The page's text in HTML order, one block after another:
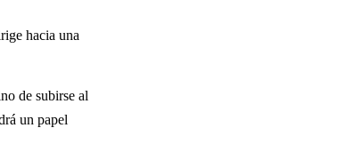
hacia una
de subirse al
un papel